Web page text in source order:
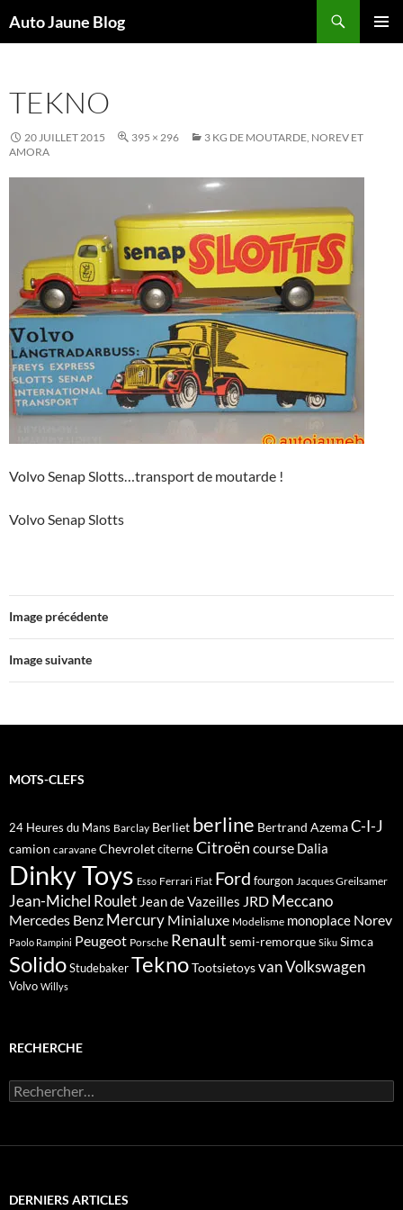
Auto Jaune Blog
TEKNO
20 JUILLET 2015 395 × 296
3 KG DE MOUTARDE, NOREV ET
AMORA
Volvo Senap Slotts…transport de moutarde !
Volvo Senap Slotts
Image précédente
Image suivante
MOTS-CLEFS
24 Heures du Mans Barclay Berliet berline Bertrand AzemaC-I-J
camion caravane ChevroletciterneCitroën course Dalia
Dinky Toys Esso Ferrari Fiat Ford fourgon Jacques Greilsamer
Jean-Michel Roulet Jean de Vazeilles JRD Meccano
Mercedes Benz Mercury Minialuxe Modelisme monoplace Norev
Paolo Rampini Peugeot Porsche Renault semi-remorque Siku Simca
SolidoStudebakerTeknoTootsietoysvanVolkswagen
Volvo Willys
RECHERCHE
Rechercher :
DERNIERS ARTICLES